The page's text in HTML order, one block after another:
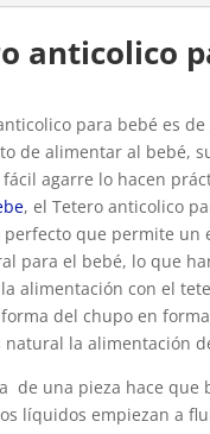
anticolico
para bebé es
de alimentar al bebé,
agarre lo hacen
, el Tetero anticolico
perfecto que permite un
para el bebé, lo que
alimentación con el
del chupo en
natural la alimentación
de una pieza hace que
líquidos empiezan a